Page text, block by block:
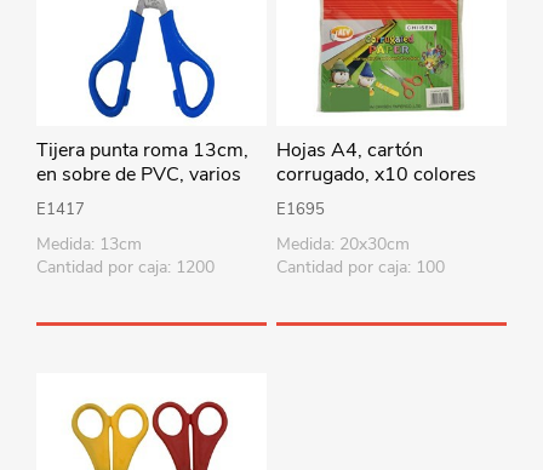
Tijera punta roma 13cm,
en sobre de PVC, varios
colores
E1417
Medida: 13cm
Cantidad por caja: 1200
Hojas A4, cartón
corrugado, x10 colores
E1695
Medida: 20x30cm
Cantidad por caja: 100